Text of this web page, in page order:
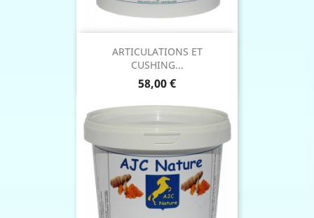
ARTICULATIONS ET
CUSHING...
Prix
58,00 €